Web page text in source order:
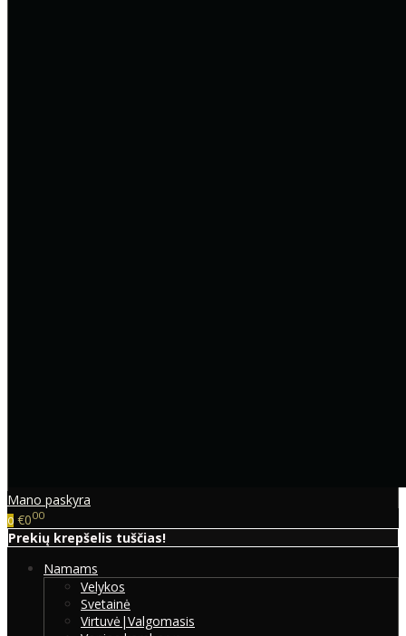
Mano paskyra
0 €000
Prekių krepšelis tuščias!
Namams
Velykos
Svetainė
Virtuvė|Valgomasis